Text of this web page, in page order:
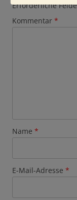
Erforderliche
Kommentar *
Name *
E-Mail-Adresse *